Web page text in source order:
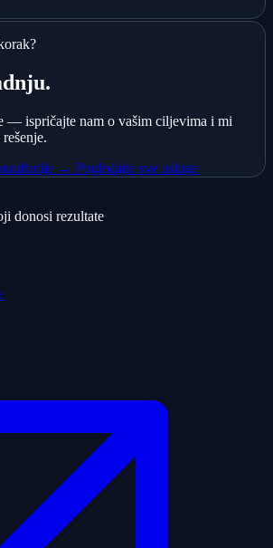
— ispričajte nam o vašim ciljevima i mi
→ Pogledajte sve usluge
donosi rezultate